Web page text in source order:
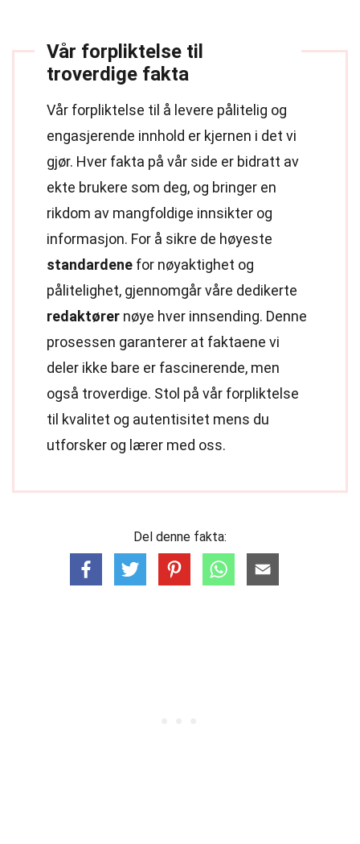
Vår forpliktelse til
troverdige fakta
Vår forpliktelse til å levere pålitelig og
engasjerende innhold er kjernen i det vi
gjør. Hver fakta på vår side er bidratt av
ekte brukere som deg, og bringer en
rikdom av mangfoldige innsikter og
informasjon. For å sikre de høyeste
standardene for nøyaktighet og
pålitelighet, gjennomgår våre dedikerte
redaktører nøye hver innsending. Denne
prosessen garanterer at faktaene vi
deler ikke bare er fascinerende, men
også troverdige. Stol på vår forpliktelse
til kvalitet og autentisitet mens du
utforsker og lærer med oss.
Del denne fakta: